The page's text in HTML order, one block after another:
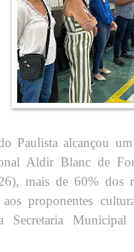
Paulista alcançou
Aldir Blanc de
mais de 60% dos
proponentes
Secretaria